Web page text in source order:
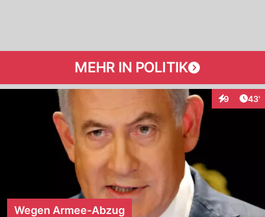
MEHR IN POLITIK
9 43'
Wegen Armee-Abzug